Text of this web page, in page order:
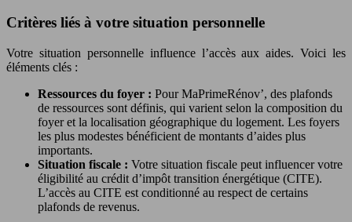
Critères liés à votre situation personnelle
Votre situation personnelle influence l’accès aux aides. Voici les
éléments clés :
Ressources du foyer : Pour MaPrimeRénov’, des plafonds
de ressources sont définis, qui varient selon la composition du
foyer et la localisation géographique du logement. Les foyers
les plus modestes bénéficient de montants d’aides plus
importants.
Situation fiscale : Votre situation fiscale peut influencer votre
éligibilité au crédit d’impôt transition énergétique (CITE).
L’accès au CITE est conditionné au respect de certains
plafonds de revenus.